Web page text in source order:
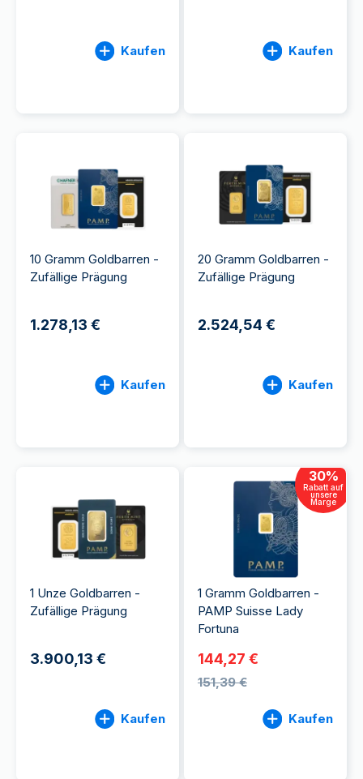
Kaufen Kaufen
10 Gramm Goldbarren -
Zufällige Prägung
1.278,13 €
Kaufen
20 Gramm Goldbarren -
Zufällige Prägung
2.524,54 €
Kaufen
1 Unze Goldbarren -
Zufällige Prägung
3.900,13 €
Kaufen
30%
Rabatt auf
unsere
Marge
1 Gramm Goldbarren -
PAMP Suisse Lady
Fortuna
144,27 €
151,39 €
Kaufen